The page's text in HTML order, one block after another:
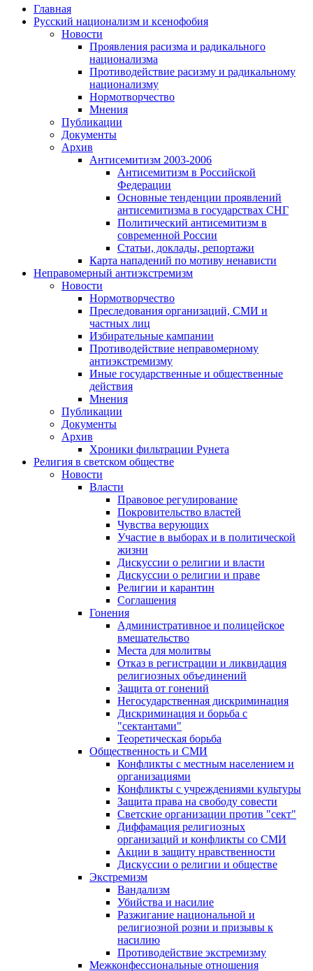
Главная
Русский национализм и ксенофобия
Новости
Проявления расизма и радикального
национализма
Противодействие расизму и радикальному
национализму
Нормотворчество
Мнения
Публикации
Документы
Архив
Антисемитизм 2003-2006
Антисемитизм в Российской
Федерации
Основные тенденции проявлений
антисемитизма в государствах СНГ
Политический антисемитизм в
современной России
Статьи, доклады, репортажи
Карта нападений по мотиву ненависти
Неправомерный антиэкстремизм
Новости
Нормотворчество
Преследования организаций, СМИ и
частных лиц
Избирательные кампании
Противодействие неправомерному
антиэкстремизму
Иные государственные и общественные
действия
Мнения
Публикации
Документы
Архив
Хроники фильтрации Рунета
Религия в светском обществе
Новости
Власти
Правовое регулирование
Покровительство властей
Чувства верующих
Участие в выборах и в политической
жизни
Дискуссии о религии и власти
Дискуссии о религии и праве
Религии и карантин
Соглашения
Гонения
Административное и полицейское
вмешательство
Места для молитвы
Отказ в регистрации и ликвидация
религиозных объединений
Защита от гонений
Негосударственная дискриминация
Дискриминация и борьба с
"сектантами"
Теоретическая борьба
Общественность и СМИ
Конфликты с местным населением и
организациями
Конфликты с учреждениями культуры
Защита права на свободу совести
Светские организации против "сект"
Диффамация религиозных
организаций и конфликты со СМИ
Акции в защиту нравственности
Дискуссии о религии и обществе
Экстремизм
Вандализм
Убийства и насилие
Разжигание национальной и
религиозной розни и призывы к
насилию
Противодействие экстремизму
Межконфессиональные отношения